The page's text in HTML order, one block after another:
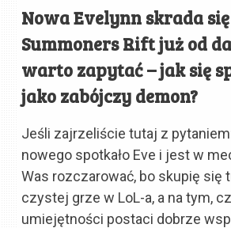
Nowa Evelynn skrada
Summoners Rift już od
warto zapytać – jak się
jako zabójczy demon?
Jeśli zajrzeliście tutaj z
nowego spotkało Eve i jest w
Was rozczarować, bo skupię się
czystej grze w LoL-a, a na tym,
umiejętności postaci dobrze